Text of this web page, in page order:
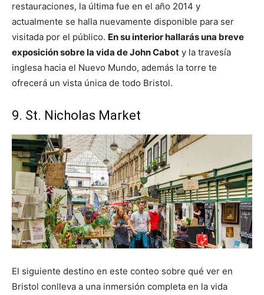
restauraciones, la última fue en el año 2014 y
actualmente se halla nuevamente disponible para ser
visitada por el público. En su interior hallarás una breve
exposición sobre la vida de John Cabot y la travesía
inglesa hacia el Nuevo Mundo, además la torre te
ofrecerá un vista única de todo Bristol.
9. St. Nicholas Market
El siguiente destino en este conteo sobre qué ver en
Bristol conlleva a una inmersión completa en la vida